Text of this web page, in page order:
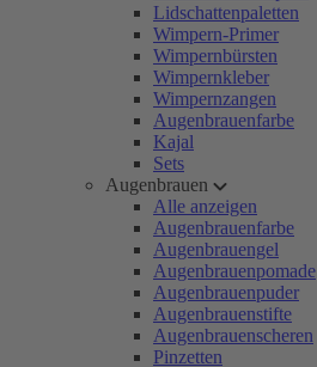
Lidschattenpaletten
Wimpern-Primer
Wimpernbürsten
Wimpernkleber
Wimpernzangen
Augenbrauenfarbe
Kajal
Sets
Augenbrauen
Alle anzeigen
Augenbrauenfarbe
Augenbrauengel
Augenbrauenpomade
Augenbrauenpuder
Augenbrauenstifte
Augenbrauenscheren
Pinzetten